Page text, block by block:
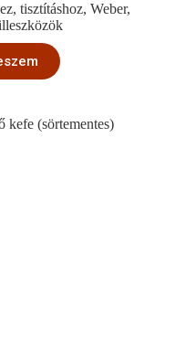
,tisztításhoz,Weber,